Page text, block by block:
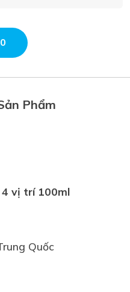
Phẩm
4 vị trí 100ml
Quốc